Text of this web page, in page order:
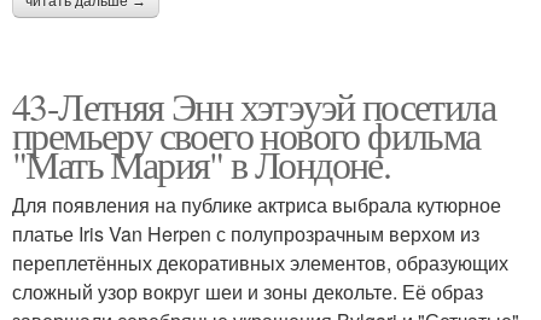
43-Летняя Энн хэтэуэй посетила
премьеру своего нового фильма
"Мать Мария" в Лондоне.
Для появления на публике актриса выбрала кутюрное
платье Iris Van Herpen с полупрозрачным верхом из
переплетённых декоративных элементов, образующих
сложный узор вокруг шеи и зоны декольте. Её образ